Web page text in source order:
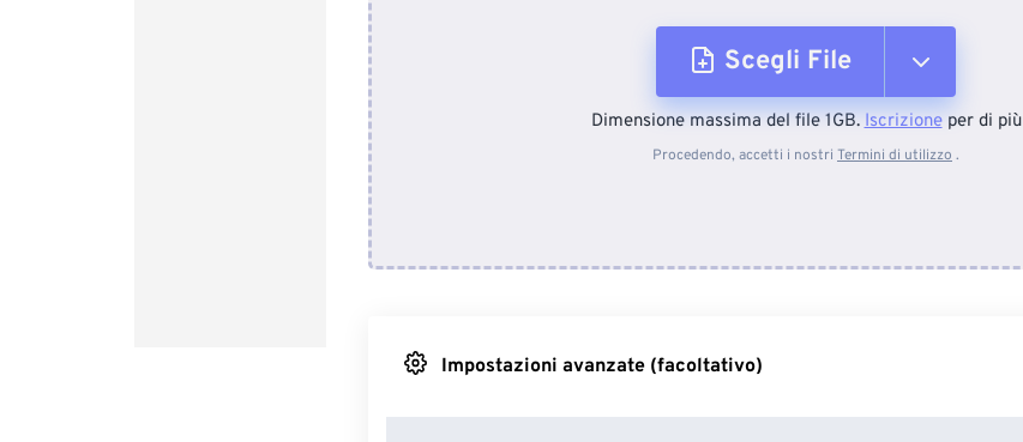
Scegli File
Dal dispositivo
Dimensione massima del file 1GB.Iscrizioneper di più
Procedendo, accetti i nostri Termini di utilizzo .
Impostazioni avanzate (facoltativo)